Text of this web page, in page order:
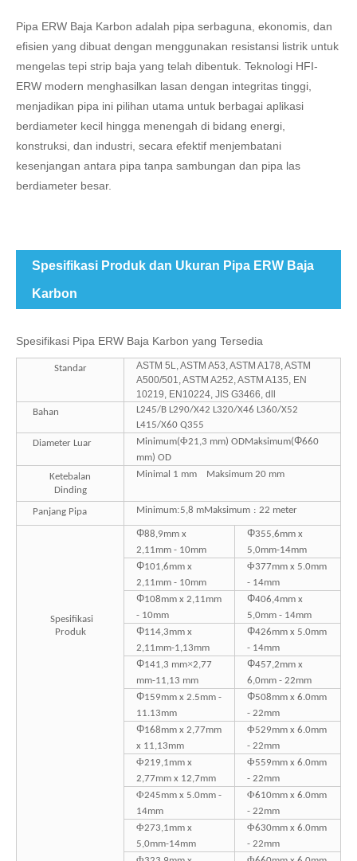
Pipa ERW Baja Karbon adalah pipa serbaguna, ekonomis, dan
efisien yang dibuat dengan menggunakan resistansi listrik untuk
mengelas tepi strip baja yang telah dibentuk. Teknologi HFI-
ERW modern menghasilkan lasan dengan integritas tinggi,
menjadikan pipa ini pilihan utama untuk berbagai aplikasi
berdiameter kecil hingga menengah di bidang energi,
konstruksi, dan industri, secara efektif menjembatani
kesenjangan antara pipa tanpa sambungan dan pipa las
berdiameter besar.
Spesifikasi Produk dan Ukuran Pipa ERW Baja
Karbon
Spesifikasi Pipa ERW Baja Karbon yang Tersedia
Standar
ASTM 5L, ASTM A53, ASTM A178, ASTM
A500/501, ASTM A252, ASTM A135, EN
10219, EN10224, JIS G3466, dll
Bahan
L245/B L290/X42 L320/X46 L360/X52
L415/X60 Q355
Diameter Luar
Minimum(Φ21,3 mm) ODMaksimum(Φ660
mm) OD
Ketebalan
Dinding
Minimal 1 mm Maksimum 20 mm
Panjang Pipa Minimum:5,8 mMaksimum : 22 meter
Spesifikasi
Produk
Φ88,9mm x
2,11mm - 10mm
Φ355,6mm x
5,0mm-14mm
Φ101,6mm x
2,11mm - 10mm
Φ377mm x 5.0mm
- 14mm
Φ108mm x 2,11mm
- 10mm
Φ406,4mm x
5,0mm - 14mm
Φ114,3mm x
2,11mm-1,13mm
Φ426mm x 5.0mm
- 14mm
Φ141,3 mm×2,77
mm-11,13 mm
Φ457,2mm x
6,0mm - 22mm
Φ159mm x 2.5mm -
11.13mm
Φ508mm x 6.0mm
- 22mm
Φ168mm x 2,77mm
x 11,13mm
Φ529mm x 6.0mm
- 22mm
Φ219,1mm x
2,77mm x 12,7mm
Φ559mm x 6.0mm
- 22mm
Φ245mm x 5.0mm -
14mm
Φ610mm x 6.0mm
- 22mm
Φ273,1mm x
5,0mm-14mm
Φ630mm x 6.0mm
- 22mm